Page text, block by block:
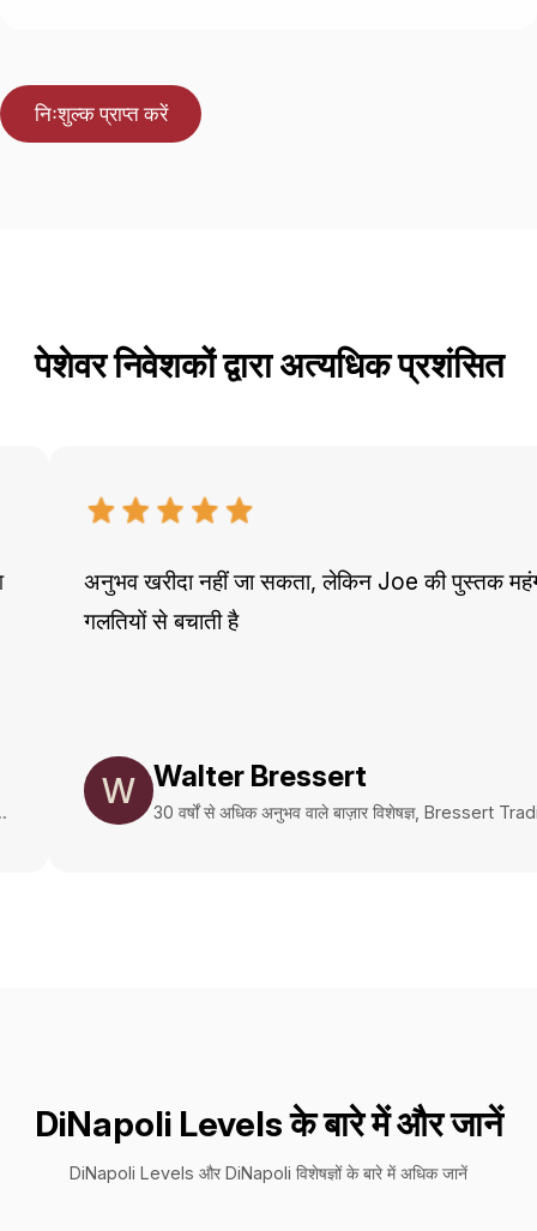
निःशुल्क प्राप्त करें
पेशेवर निवेशकों द्वारा अत्यधिक प्रशंसित
अनुभव खरीदा नहीं जा सकता, लेकिन Joe की पुस्तक महंगी
गलतियों से बचाती है
W Walter Bressert
30 वर्षों से अधिक अनुभव वाले बाज़ार विशेषज्ञ, Bressert Trading
DiNapoli Levels के बारे में और जानें
DiNapoli Levels और DiNapoli विशेषज्ञों के बारे में अधिक जानें